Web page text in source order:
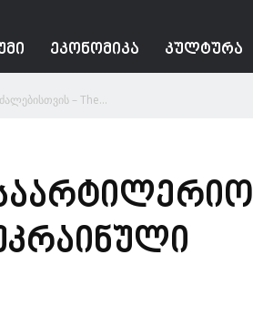
ᲔᲙᲝᲜᲝᲛᲘᲙᲐ ᲙᲣᲚᲢᲣᲠᲐ
– The...